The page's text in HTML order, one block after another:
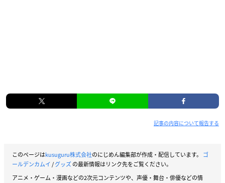
記事の内容について報告する
このページはkusuguru株式会社のにじめん編集部が作成・配信しています。 ゴ
ールデンカムイ/グッズの最新情報はリンク先をご覧ください。
アニメ・ゲーム・漫画などの2次元コンテンツや、声優・舞台・俳優などの情